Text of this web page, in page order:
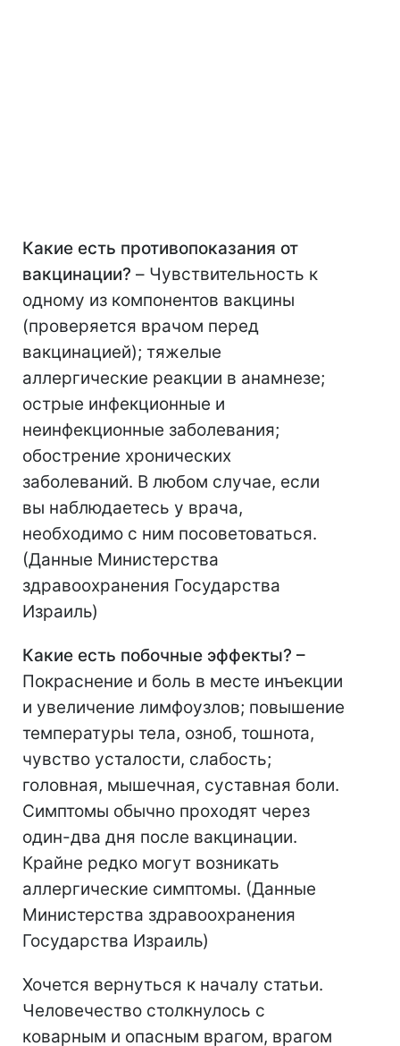
Какие есть противопоказания от
вакцинации? – Чувствительность к
одному из компонентов вакцины
(проверяется врачом перед
вакцинацией); тяжелые
аллергические реакции в анамнезе;
острые инфекционные и
неинфекционные заболевания;
обострение хронических
заболеваний. В любом случае, если
вы наблюдаетесь у врача,
необходимо с ним посоветоваться.
(Данные Министерства
здравоохранения Государства
Израиль)
Какие есть побочные эффекты? –
Покраснение и боль в месте инъекции
и увеличение лимфоузлов; повышение
температуры тела, озноб, тошнота,
чувство усталости, слабость;
головная, мышечная, суставная боли.
Симптомы обычно проходят через
один-два дня после вакцинации.
Крайне редко могут возникать
аллергические симптомы. (Данные
Министерства здравоохранения
Государства Израиль)
Хочется вернуться к началу статьи.
Человечество столкнулось с
коварным и опасным врагом, врагом